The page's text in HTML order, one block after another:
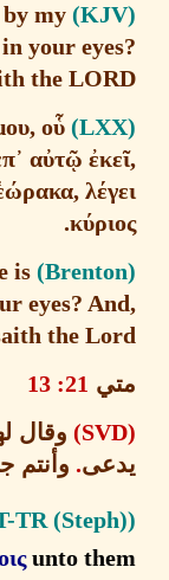
by my
in your
it,saith the
ἶκό ς μου, οὗ
μουἐπ᾿ αὐτῷ
ἰδοὺ ἑώρακα, λ
κ
name is
in your eyes?
it, saith the
21: 13
وقال لهم: «
.وأنتم
αυτοιςunto